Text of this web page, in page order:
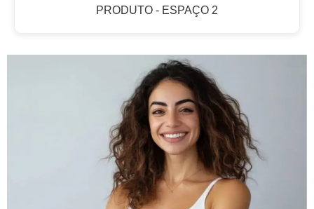
PRODUTO - ESPAÇO 2